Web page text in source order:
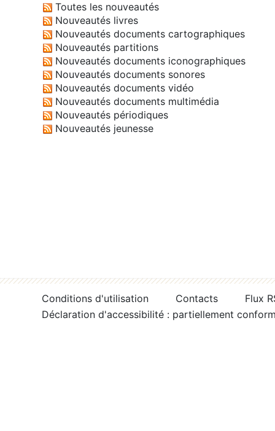
Toutes les nouveautés
Nouveautés livres
Nouveautés documents cartographiques
Nouveautés partitions
Nouveautés documents iconographiques
Nouveautés documents sonores
Nouveautés documents vidéo
Nouveautés documents multimédia
Nouveautés périodiques
Nouveautés jeunesse
Conditions d'utilisation Contacts
Flux
Déclaration d'accessibilité : partiellement